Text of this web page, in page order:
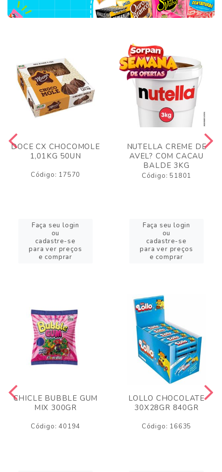
DOCE CX CHOCOMOLE
1,01KG 50UN
Código: 17570
Faça seu login
ou
cadastre-se
para ver preços
e comprar
NUTELLA CREME DE
AVEL? COM CACAU
BALDE 3KG
Código: 51801
Faça seu login
ou
cadastre-se
para ver preços
e comprar
CHICLE BUBBLE GUM
MIX 300GR
Código: 40194
LOLLO CHOCOLATE
30X28GR 840GR
Código: 16635